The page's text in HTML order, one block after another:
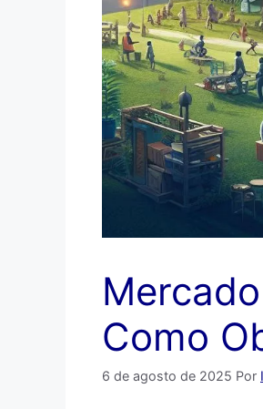
Como
6 de agosto de 2025 Por